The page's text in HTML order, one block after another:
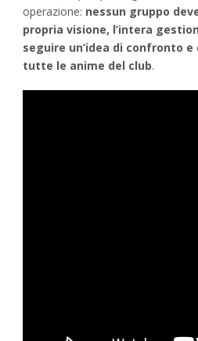
operazione: nessun gruppo
propria visione, l’intera
seguire un’idea di confronto
tutte le anime del club.